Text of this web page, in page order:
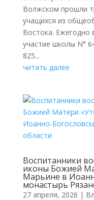
Волжском прошли
учащихся из
Востока. Ежегодно
участие школы N°
825...
читать далее
Воспитанники
иконы Божией
Марьине в
монастырь
27 апреля, 2026 |